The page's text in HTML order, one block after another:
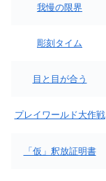
我慢の限界
彫刻タイム
目と目が合う
プレイワールド大作戦
「仮」釈放証明書